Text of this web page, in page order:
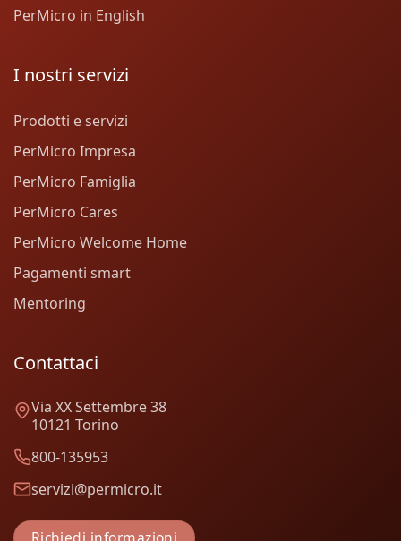
PerMicro in English
I nostri servizi
Prodotti e servizi
PerMicro Impresa
PerMicro Famiglia
PerMicro Cares
PerMicro Welcome Home
Pagamenti smart
Mentoring
Contattaci
Via XX Settembre 38
10121 Torino
800-135953
servizi@permicro.it